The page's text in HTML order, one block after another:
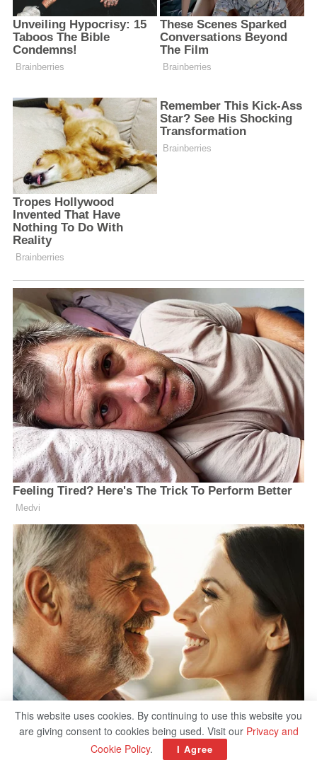
This website uses cookies. By continuing to use this website you
are giving consent to cookies being used. Visit our Privacy and
Cookie Policy. I Agree